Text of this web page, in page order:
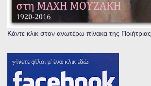
Κάντε κλικ στον ανωτέρω πίνακα της Ποιήτριας.